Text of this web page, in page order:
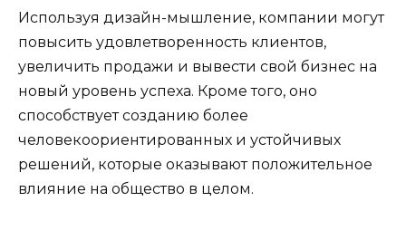
Используя дизайн-мышление, компании могут
повысить удовлетворенность клиентов,
увеличить продажи и вывести свой бизнес на
новый уровень успеха. Кроме того, оно
способствует созданию более
человекоориентированных и устойчивых
решений, которые оказывают положительное
влияние на общество в целом.